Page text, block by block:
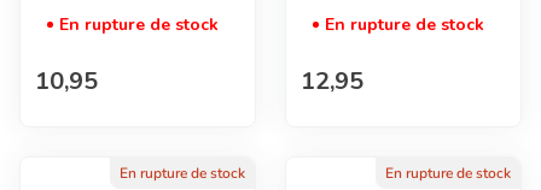
En rupture de stock
Prix normal
10,95
En rupture de stock
Prix normal
12,95
En rupture de stock En rupture de stock